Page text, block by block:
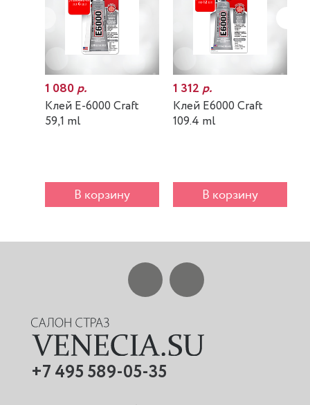
1 080р.
Клей E-6000 Craft
59,1 ml
В корзину
1 312р.
Клей E6000 Craft
109.4 ml
В корзину
+7 495 589-05-35